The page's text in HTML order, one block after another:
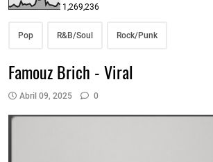
1,269,236
Pop R&B/Soul Rock/Punk
Famouz Brich - Viral
Abril 09, 2025 0